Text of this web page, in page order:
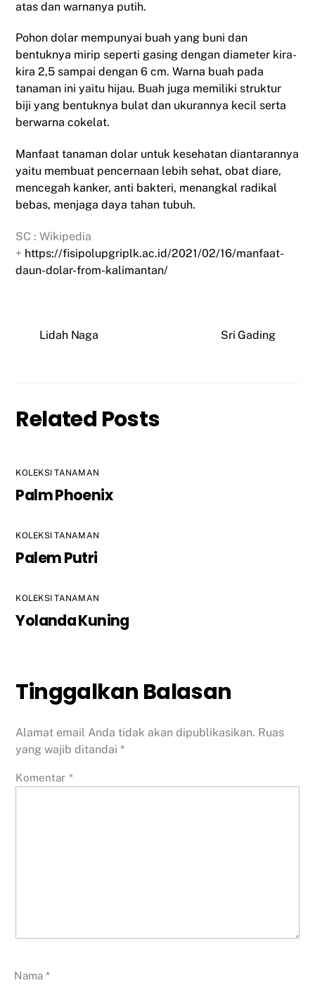
atas dan warnanya putih.
Pohon dolar mempunyai buah yang buni dan
bentuknya mirip seperti gasing dengan diameter kira-
kira 2,5 sampai dengan 6 cm. Warna buah pada
tanaman ini yaitu hijau. Buah juga memiliki struktur
biji yang bentuknya bulat dan ukurannya kecil serta
berwarna cokelat.
Manfaat tanaman dolar untuk kesehatan diantarannya
yaitu membuat pencernaan lebih sehat, obat diare,
mencegah kanker, anti bakteri, menangkal radikal
bebas, menjaga daya tahan tubuh.
SC : Wikipedia
+ https://fisipolupgriplk.ac.id/2021/02/16/manfaat-
daun-dolar-from-kalimantan/
Lidah Naga Sri Gading
Related Posts
KOLEKSI TANAMAN
Palm Phoenix
KOLEKSI TANAMAN
Palem Putri
KOLEKSI TANAMAN
Yolanda Kuning
Tinggalkan Balasan
Alamat email Anda tidak akan dipublikasikan. Ruas
yang wajib ditandai*
Komentar *
Nama*